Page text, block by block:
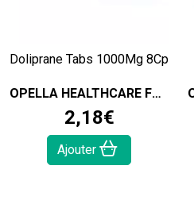
Doliprane Tabs 1000Mg 8Cp
OPELLA HEALTHCARE FRANCE SAS
2,18€
Ajouter